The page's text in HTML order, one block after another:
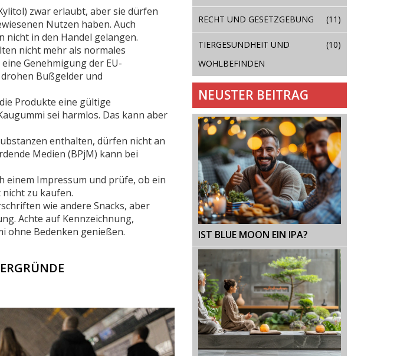
zwar erlaubt, aber sie dürfen
Nutzen haben. Auch
nicht in den Handel gelangen.
nicht mehr als normales
Genehmigung der EU-
Bußgelder und
Produkte eine gültige
sei harmlos. Das kann aber
enthalten, dürfen nicht an
Medien (BPjM) kann bei
einem Impressum und prüfe, ob ein
nicht zu kaufen.
wie andere Snacks, aber
Achte auf Kennzeichnung,
ohne Bedenken genießen.
RECHT UND GESETZGEBUNG (11)
TIERGESUNDHEIT UND
WOHLBEFINDEN
(10)
NEUSTER BEITRAG
IST BLUE MOON EIN IPA?